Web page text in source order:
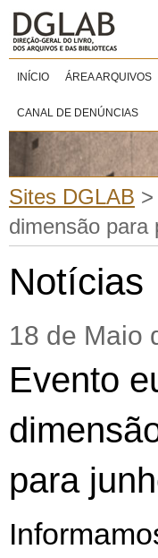
INÍCIO ÁREA ARQUIVOS
CANAL DE DENÚNCIAS
Sites DGLAB >
dimensão para
Notícias
18 de Maio
Evento
para